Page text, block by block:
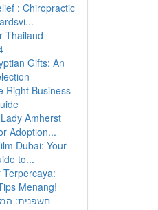
: Chiropractic
Thailand
Gifts: An
Right Business
Amherst
Adoption...
Dubai: Your
to...
Menang!
חשפנית: